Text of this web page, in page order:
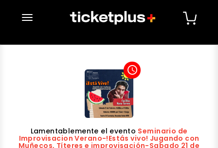
desplegar navegación
access_time
Lamentablemente el evento Seminario de
Improvisacion Verano-!Estás vivo! Jugando con
Muñecos, Títeres e improvisación-Sabado 21 de